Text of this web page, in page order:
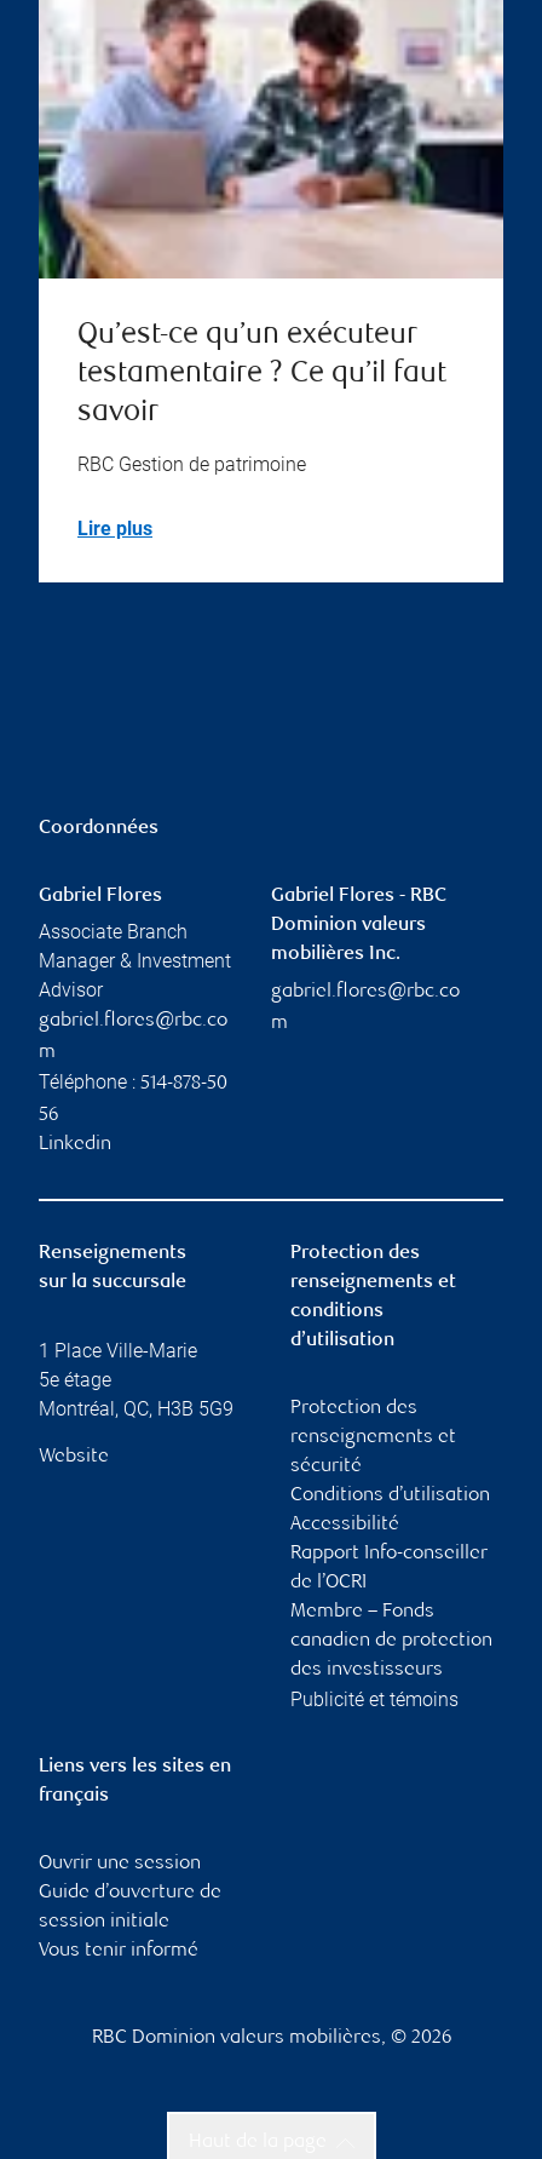
Qu’est-ce qu’un exécuteur
testamentaire ? Ce qu’il faut
savoir
RBC Gestion de patrimoine
Lire plus
Coordonnées
Gabriel Flores
Associate Branch
Manager & Investment
Advisor
gabriel.flores@rbc.co
m
Téléphone : 514-878-50
56
Linkedin
Gabriel Flores - RBC
Dominion valeurs
mobilières Inc.
gabriel.flores@rbc.co
m
Renseignements
sur la succursale
1 Place Ville-Marie
5e étage
Montréal, QC, H3B 5G9
Website
Protection des
renseignements et
conditions
d’utilisation
Protection des
renseignements et
sécurité
Conditions d’utilisation
Accessibilité
Rapport Info-conseiller
de l’OCRI
Membre – Fonds
canadien de protection
des investisseurs
Publicité et témoins
Liens vers les sites en
français
Ouvrir une session
Guide d’ouverture de
session initiale
Vous tenir informé
RBC Dominion valeurs mobilières, © 2026